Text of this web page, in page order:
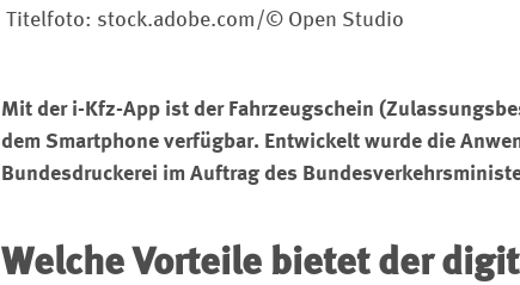
Titelfoto: stock.adobe.com/© Open Studio
Mit der i-Kfz-App ist der Fahrzeugschein
dem Smartphone verfügbar. Entwickelt wurde die
Bundesdruckerei im Auftrag des
Welche Vorteile bietet der